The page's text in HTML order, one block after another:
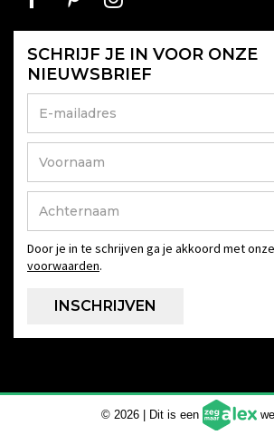
SCHRIJF JE IN VOOR ONZE
NIEUWSBRIEF
Door je in te schrijven ga je akkoord met onze
voorwaarden.
© 2026 | Dit is een